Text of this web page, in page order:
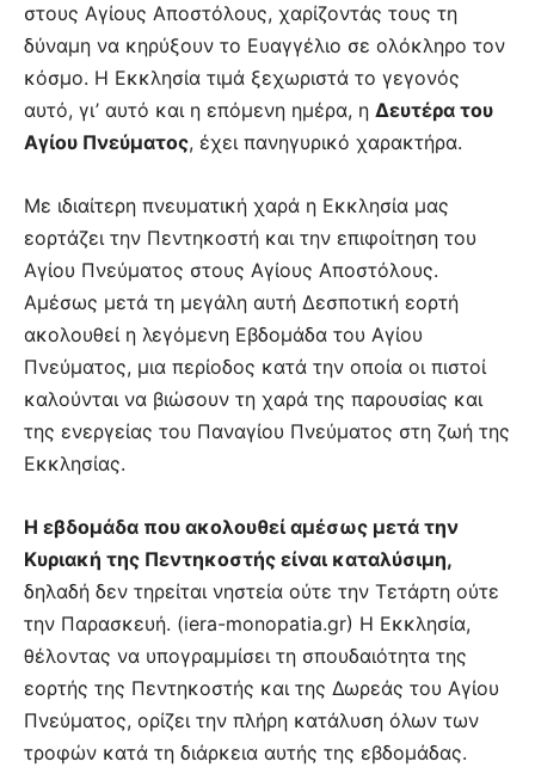
στους Αγίους Αποστόλους, χαρίζοντάς τους τη
δύναμη να κηρύξουν το Ευαγγέλιο σε ολόκληρο τον
κόσμο. Η Εκκλησία τιμά ξεχωριστά το γεγονός
αυτό, γι’ αυτό και η επόμενη ημέρα, η Δευτέρα του
Αγίου Πνεύματος, έχει πανηγυρικό χαρακτήρα.
Με ιδιαίτερη πνευματική χαρά η Εκκλησία μας
εορτάζει την Πεντηκοστή και την επιφοίτηση του
Αγίου Πνεύματος στους Αγίους Αποστόλους.
Αμέσως μετά τη μεγάλη αυτή Δεσποτική εορτή
ακολουθεί η λεγόμενη Εβδομάδα του Αγίου
Πνεύματος, μια περίοδος κατά την οποία οι πιστοί
καλούνται να βιώσουν τη χαρά της παρουσίας και
της ενεργείας του Παναγίου Πνεύματος στη ζωή της
Εκκλησίας.
Η εβδομάδα που ακολουθεί αμέσως μετά την
Κυριακή της Πεντηκοστής είναι καταλύσιμη,
δηλαδή δεν τηρείται νηστεία ούτε την Τετάρτη ούτε
την Παρασκευή. (iera-monopatia.gr) Η Εκκλησία,
θέλοντας να υπογραμμίσει τη σπουδαιότητα της
εορτής της Πεντηκοστής και της Δωρεάς του Αγίου
Πνεύματος, ορίζει την πλήρη κατάλυση όλων των
τροφών κατά τη διάρκεια αυτής της εβδομάδας.